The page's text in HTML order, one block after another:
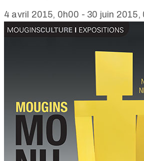
4 avril 2015, 0h00 - 30 juin 2015,